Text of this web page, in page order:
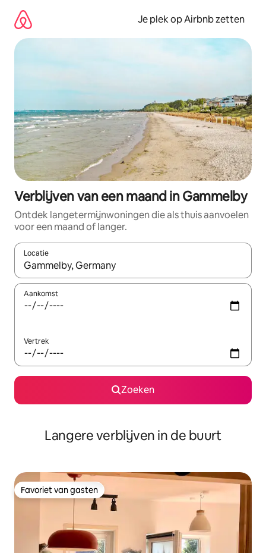
direct
naar
inhoud
Je plek op Airbnb zetten
Verblijven van een maand in Gammelby
Ontdek langetermijnwoningen die als thuis aanvoelen
voor een maand of langer.
Locatie
Wanneer er resultaten beschikbaar zijn, maak je een keuze
Aankomst
Vertrek
Zoeken
Langere verblijven in de buurt
Favoriet van gasten
Favoriet van gasten